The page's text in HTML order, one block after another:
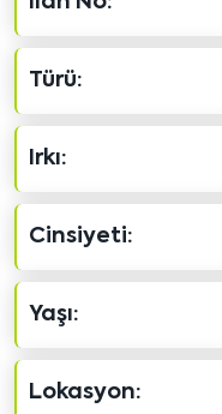
Türü:
Irkı:
Cinsiyeti:
Yaşı:
Lokasyon: